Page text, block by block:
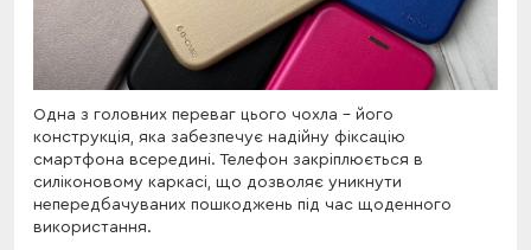
Одна з головних переваг цього чохла - його
конструкція, яка забезпечує надійну фіксацію
смартфона всередині. Телефон закріплюється в
силіконовому каркасі, що дозволяє уникнути
непередбачуваних пошкоджень під час щоденного
використання.